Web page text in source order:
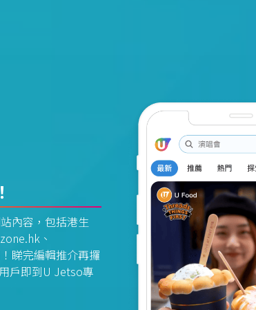
內容，包括港生
、
睇完編輯推介再攞
戶即到U Jetso專